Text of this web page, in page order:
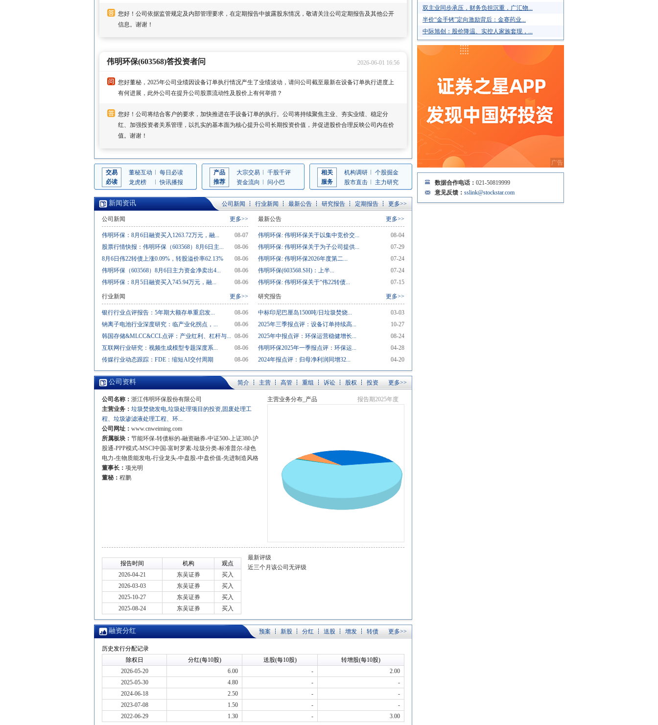
您好！公司依据监管规定及内部管理要求，在定期报告中披露股东情况，敬请关注公司定期报告及其他公开
信息。谢谢！
伟明环保(603568)答投资者问 2026-06-01 16:56
您好董秘，2025年公司业绩因设备订单执行情况产生了业绩波动，请问公司截至最新在设备订单执行进度上
有何进展，此外公司在提升公司股票流动性及股价上有何举措？
您好！公司将结合客户的要求，加快推进在手设备订单的执行。公司将持续聚焦主业、夯实业绩、稳定分
红、加强投资者关系管理，以扎实的基本面为核心提升公司长期投资价值，并促进股价合理反映公司内在价
值。谢谢！
交易
必读
董秘互动
每日必读
龙虎榜
快讯播报
产品
推荐
大宗交易
千股千评
资金流向
问小巴
相关
服务
机构调研
个股掘金
股市直击
主力研究
新闻资讯 公司新闻 行业新闻 最新公告 研究报告 定期报告 更多>>
更多>>
公司新闻
08-07
伟明环保：8月6日融资买入1263.72万元，融...
08-06
股票行情快报：伟明环保（603568）8月6日主...
08-06
8月6日伟22转债上涨0.09%，转股溢价率62.13%
08-06
伟明环保（603568）8月6日主力资金净卖出4...
08-06
伟明环保：8月5日融资买入745.94万元，融...
更多>>
行业新闻
08-06
银行行业点评报告：5年期大额存单重启发...
08-06
钠离子电池行业深度研究：临产业化拐点，...
08-06
韩国存储&MLCC&CCL点评：产业红利、杠杆与...
08-06
互联网行业研究：视频生成模型专题深度系...
08-06
传媒行业动态跟踪：FDE：缩短AI交付周期
更多>>
最新公告
08-04
伟明环保: 伟明环保关于以集中竞价交...
07-29
伟明环保: 伟明环保关于为子公司提供...
07-24
伟明环保: 伟明环保2026年度第二...
07-24
伟明环保(603568.SH)：上半...
07-15
伟明环保: 伟明环保关于“伟22转债...
更多>>
研究报告
03-03
中标印尼巴厘岛1500吨/日垃圾焚烧...
10-27
2025年三季报点评：设备订单持续高...
08-24
2025年中报点评：环保运营稳健增长...
04-28
伟明环保2025年一季报点评：环保运...
04-20
2024年报点评：归母净利润同增32...
公司资料 简介 主营 高管 重组 诉讼 股权 投资 更多>>
公司名称： 浙江伟明环保股份有限公司
主营业务： 垃圾焚烧发电,垃圾处理项目的投资,固废处理工
程、垃圾渗滤液处理工程、环...
公司网址： www.cnweiming.com
所属板块： 节能环保-转债标的-融资融券-中证500-上证380-沪
股通-PPP模式-MSCI中国-富时罗素-垃圾分类-标准普尔-绿色
电力-生物质能发电-行业龙头-中盘股-中盘价值-先进制造风格
董事长： 项光明
董秘： 程鹏
主营业务分布_产品 报告期2025年度
报告时间 机构
观点
2026-04-21
东吴证券
买入
2026-03-03
东吴证券
买入
2025-10-27
东吴证券
买入
2025-08-24
东吴证券 买入
最新评级
近三个月该公司无评级
融资分红 预案 新股 分红 送股 增发 转债 更多>>
历史发行分配记录
除权日
分红(每10股) 送股(每10股)
转增股(每10股)
2026-05-20
6.00 -
2.00
2025-05-30
4.80 -
-
2024-06-18
2.50 -
-
2023-07-08
1.50 -
-
2022-06-29
1.30 - 3.00
双主业同步承压，财务负担沉重，广汇物...
半价“金手铐”定向激励背后：金赛药业...
中际旭创：股价降温、实控人家族套现，...
数据合作电话： 021-50819999
意见反馈： sslink@stockstar.com